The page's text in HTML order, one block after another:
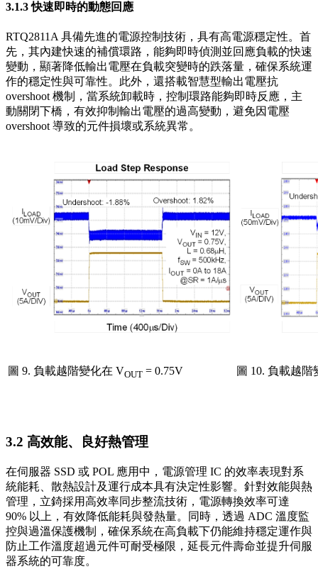
3.1.3 快速即時的動態回應
RTQ2811A 具備先進的電源控制技術，具有高電源穩定性。首
先，其內建快速的補償環路，能夠即時偵測並回應負載的快速
變動，顯著降低輸出電壓在負載突變時的跌落量，確保系統運
作的穩定性與可靠性。此外，還搭載智慧型輸出電壓抗
overshoot 機制，當系統卸載時，控制環路能夠即時反應，主
動關閉下橋，有效抑制輸出電壓的過高變動，避免因電壓
overshoot 導致的元件損壞或系統異常。
圖 9. 負載越階變化在 VOUT = 0.75V 圖 10. 負載越階
3.2 高效能、良好熱管理
在伺服器 SSD 或 POL 應用中，電源管理 IC 的效率表現對系
統能耗、散熱設計及運行成本具有決定性影響。針對效能與熱
管理，立錡採用高效率同步整流技術，電源轉換效率可達
90% 以上，有效降低能耗與發熱量。同時，透過 ADC 溫度監
控與過溫保護機制，確保系統在高負載下仍能維持穩定運作與
防止工作溫度超過元件可耐受極限，延長元件壽命並提升伺服
器系統的可靠度。